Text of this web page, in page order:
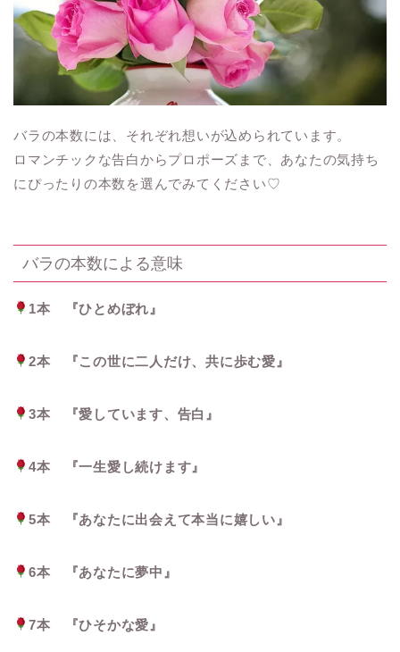
バラの本数には、それぞれ想いが込められています。
ロマンチックな告白からプロポーズまで、あなたの気持ち
にぴったりの本数を選んでみてください♡
バラの本数による意味
1本 『ひとめぼれ』
2本 『この世に二人だけ、共に歩む愛』
3本 『愛しています、告白』
4本 『一生愛し続けます』
5本 『あなたに出会えて本当に嬉しい』
6本 『あなたに夢中』
7本 『ひそかな愛』